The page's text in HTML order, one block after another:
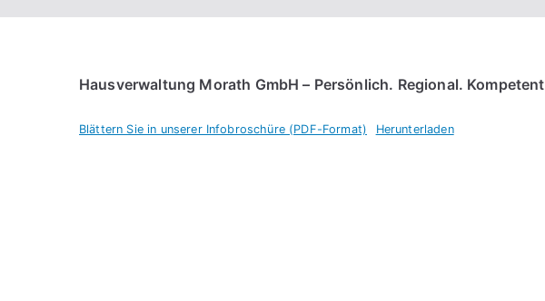
Hausverwaltung Morath GmbH – Persönlich. Regional. Kompetent
Blättern Sie in unserer Infobroschüre (PDF-Format) Herunterladen